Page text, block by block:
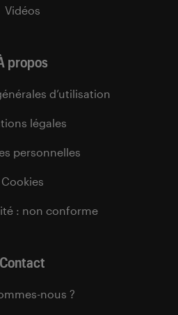
Vidéos
propos
d’utilisation
légales
personnelles
Cookies
: non conforme
Contact
nous ?